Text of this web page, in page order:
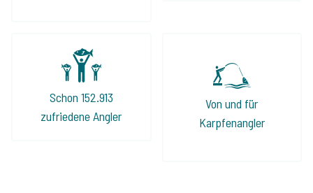
Schon 152.913
zufriedene Angler
Von und für
Karpfenangler